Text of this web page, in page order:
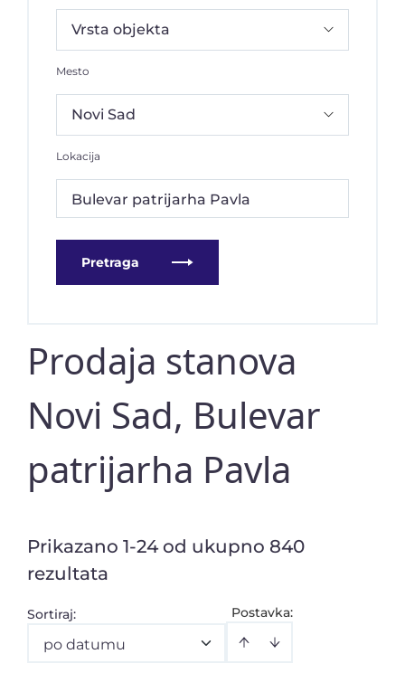
Mesto
Lokacija
Bulevar patrijarha Pavla
Pretraga
Prodaja stanova
Novi Sad, Bulevar
patrijarha Pavla
Prikazano 1-24 od ukupno 840
rezultata
Postavka:
Sortiraj:
po datumu